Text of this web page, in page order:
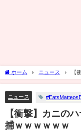
ホーム ニュース
【
ｗｗｗ
ニュース
【衝撃】カニの
捕ｗｗｗｗｗｗ